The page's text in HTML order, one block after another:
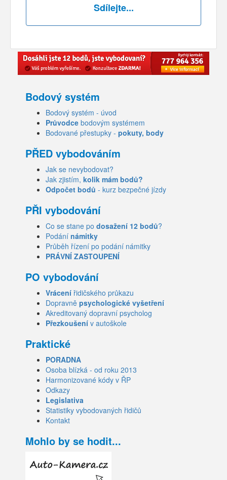
Sdílejte...
Bodový systém
Bodový systém - úvod
Průvodce bodovým systémem
Bodované přestupky - pokuty, body
PŘED vybodováním
Jak se nevybodovat?
Jak zjistím, kolik mám bodů?
Odpočet bodů - kurz bezpečné jízdy
PŘI vybodování
Co se stane po dosažení 12 bodů?
Podání námitky
Průběh řízení po podání námitky
PRÁVNÍ ZASTOUPENÍ
PO vybodování
Vrácení řidičského průkazu
Dopravně psychologické vyšetření
Akreditovaný dopravní psycholog
Přezkoušení v autoškole
Praktické
PORADNA
Osoba blízká - od roku 2013
Harmonizované kódy v ŘP
Odkazy
Legislativa
Statistiky vybodovaných řidičů
Kontakt
Mohlo by se hodit...